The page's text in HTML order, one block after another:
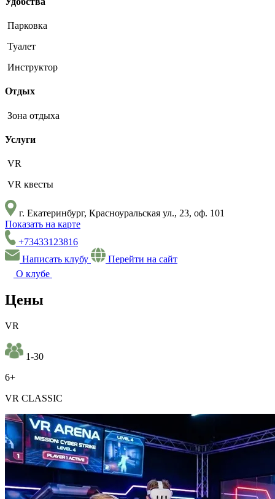
Парковка
Туалет
Инструктор
Отдых
Зона отдыха
Услуги
VR
VR квесты
г. Екатеринбург, Красноуральская ул., 23, оф. 101
Показать на карте
+73433123816
Написать клубу
Перейти на сайт
О клубе
Цены
VR
1-30
6+
VR CLASSIC